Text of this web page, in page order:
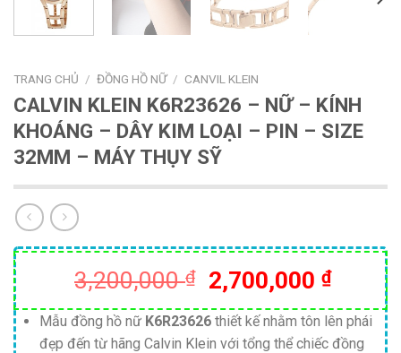
TRANG CHỦ / ĐỒNG HỒ NỮ / CANVIL KLEIN
CALVIN KLEIN K6R23626 – NỮ – KÍNH
KHOÁNG – DÂY KIM LOẠI – PIN – SIZE
32MM – MÁY THỤY SỸ
3,200,000₫
Giá
gốc
là:
2,700,000 ₫Giá
hiện
tại
Mẫu đồng hồ nữ K6R23626thiết kế nhằm tôn lên phái
đẹp đến từ hãng Calvin Klein với tổng thể chiếc đồng